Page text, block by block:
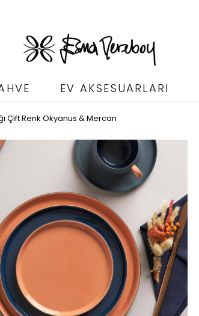
EV AKSESUARLARI
Çift Renk Okyanus & Mercan